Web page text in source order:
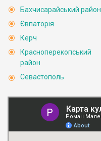
Бахчисарайський район
Євпаторія
Керч
Красноперекопський
район
Севастополь